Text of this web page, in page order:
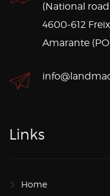
(National road
4600-612
Amarante
Links
Home